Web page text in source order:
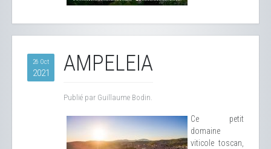
26 Oct
2021 AMPELEIA
Publié par Guillaume Bodin.
Ce petit
domaine
viticole toscan,